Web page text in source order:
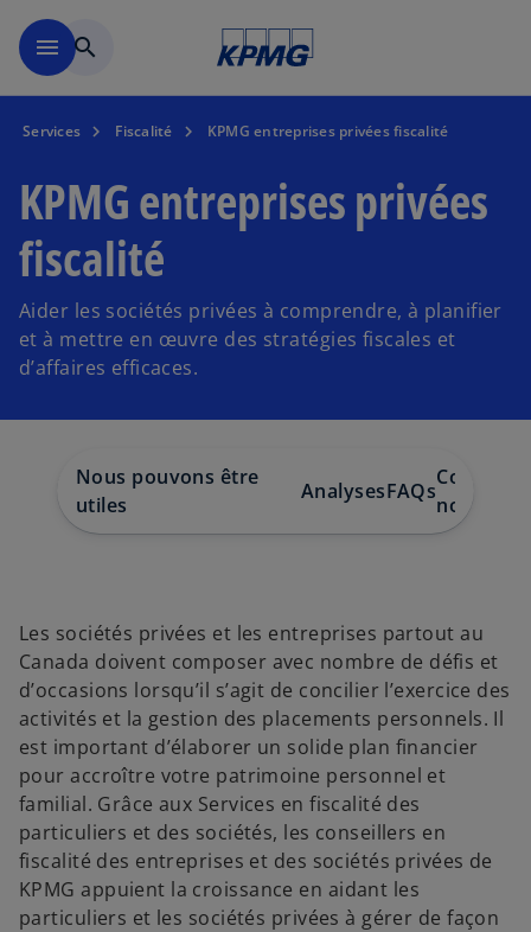
menu search
Services Fiscalité KPMG entreprises privées fiscalité
KPMG entreprises privées
fiscalité
Aider les sociétés privées à comprendre, à planifier
et à mettre en œuvre des stratégies fiscales et
d’affaires efficaces.
Nous pouvons être
utiles
AnalysesFAQs
nous
Les sociétés privées et les entreprises partout au
Canada doivent composer avec nombre de défis et
d’occasions lorsqu’il s’agit de concilier l’exercice des
activités et la gestion des placements personnels. Il
est important d’élaborer un solide plan financier
pour accroître votre patrimoine personnel et
familial. Grâce aux Services en fiscalité des
particuliers et des sociétés, les conseillers en
fiscalité des entreprises et des sociétés privées de
KPMG appuient la croissance en aidant les
particuliers et les sociétés privées à gérer de façon